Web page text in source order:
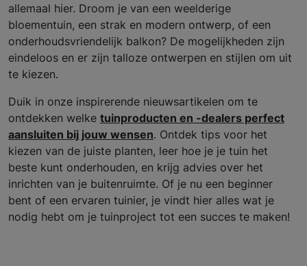
allemaal hier. Droom je van een weelderige
bloementuin, een strak en modern ontwerp, of een
onderhoudsvriendelijk balkon? De mogelijkheden zijn
eindeloos en er zijn talloze ontwerpen en stijlen om uit
te kiezen.
Duik in onze inspirerende nieuwsartikelen om te
ontdekken welke tuinproducten en -dealers perfect
aansluiten bij jouw wensen. Ontdek tips voor het
kiezen van de juiste planten, leer hoe je je tuin het
beste kunt onderhouden, en krijg advies over het
inrichten van je buitenruimte. Of je nu een beginner
bent of een ervaren tuinier, je vindt hier alles wat je
nodig hebt om je tuinproject tot een succes te maken!